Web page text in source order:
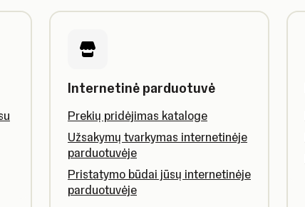
Internetinė parduotuvė
Prekių pridėjimas kataloge
Užsakymų tvarkymas internetinėje
parduotuvėje
Pristatymo būdai jūsų internetinėje
parduotuvėje